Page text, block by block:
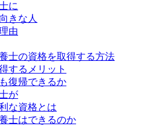
に
きな人
由
士の資格を取得する方法
するメリット
復帰できるか
が
な資格とは
士はできるのか